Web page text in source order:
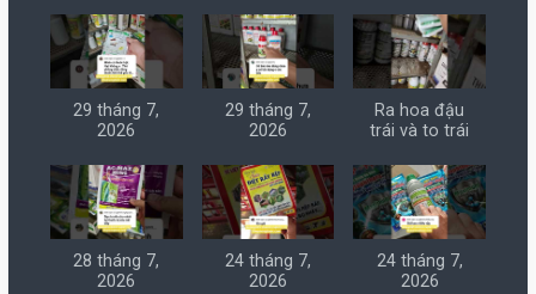
29 tháng 7,
2026
29 tháng 7,
2026
Ra hoa đậu
trái và to trái
28 tháng 7,
2026
24 tháng 7,
2026
24 tháng 7,
2026